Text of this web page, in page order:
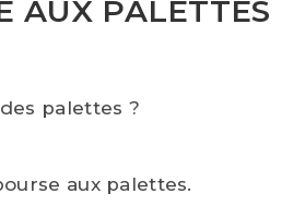
AUX PALETTES
palettes ?
aux palettes.